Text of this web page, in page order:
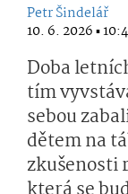
Petr Šindelář
10. 6. 2026 ▪
Doba
tím
sebou
dětem na
zkušenosti